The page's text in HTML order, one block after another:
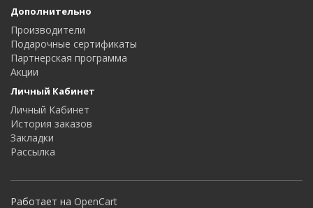
Дополнительно
Производители
Подарочные сертификаты
Партнерская программа
Акции
Личный Кабинет
Личный Кабинет
История заказов
Закладки
Рассылка
Работает на OpenCart